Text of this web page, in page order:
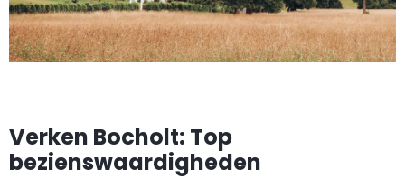
Verken Bocholt: Top
bezienswaardigheden